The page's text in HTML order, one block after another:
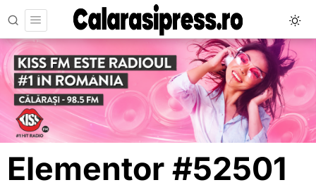
Elementor #52501